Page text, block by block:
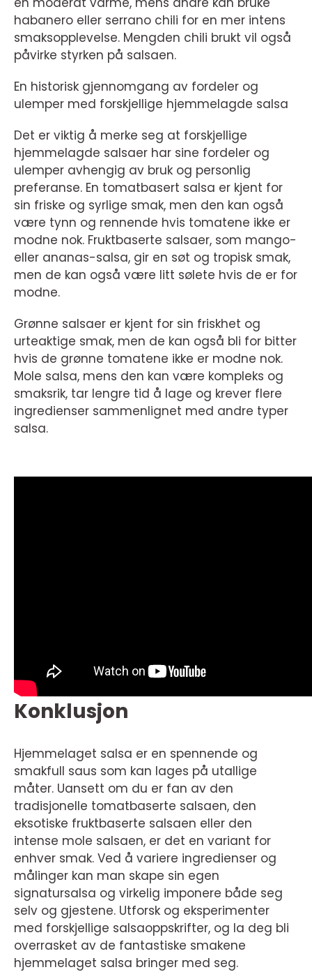
habanero eller serrano chili for en mer intens
smaksopplevelse. Mengden chili brukt vil også
påvirke styrken på salsaen.
En historisk gjennomgang av fordeler og
ulemper med forskjellige hjemmelagde salsa
Det er viktig å merke seg at forskjellige
hjemmelagde salsaer har sine fordeler og
ulemper avhengig av bruk og personlig
preferanse. En tomatbasert salsa er kjent for
sin friske og syrlige smak, men den kan også
være tynn og rennende hvis tomatene ikke er
modne nok. Fruktbaserte salsaer, som mango-
eller ananas-salsa, gir en søt og tropisk smak,
men de kan også være litt sølete hvis de er for
modne.
Grønne salsaer er kjent for sin friskhet og
urteaktige smak, men de kan også bli for bitter
hvis de grønne tomatene ikke er modne nok.
Mole salsa, mens den kan være kompleks og
smaksrik, tar lengre tid å lage og krever flere
ingredienser sammenlignet med andre typer
salsa.
Konklusjon
Hjemmelaget salsa er en spennende og
smakfull saus som kan lages på utallige
måter. Uansett om du er fan av den
tradisjonelle tomatbaserte salsaen, den
eksotiske fruktbaserte salsaen eller den
intense mole salsaen, er det en variant for
enhver smak. Ved å variere ingredienser og
målinger kan man skape sin egen
signatursalsa og virkelig imponere både seg
selv og gjestene. Utforsk og eksperimenter
med forskjellige salsaoppskrifter, og la deg bli
overrasket av de fantastiske smakene
hjemmelaget salsa bringer med seg.